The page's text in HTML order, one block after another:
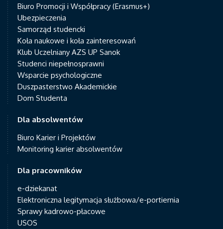
Biuro Promocji i Współpracy (Erasmus+)
Ubezpieczenia
Samorząd studencki
Koła naukowe i koła zainteresowań
Klub Uczelniany AZS UP Sanok
Studenci niepełnosprawni
Wsparcie psychologiczne
Duszpasterstwo Akademickie
Dom Studenta
Dla absolwentów
Biuro Karier i Projektów
Monitoring karier absolwentów
Dla pracowników
e-dziekanat
Elektroniczna legitymacja służbowa/e-portiernia
Sprawy kadrowo-płacowe
USOS